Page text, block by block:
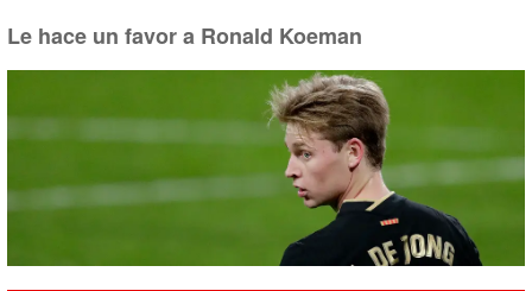
Le hace un favor a Ronald Koeman